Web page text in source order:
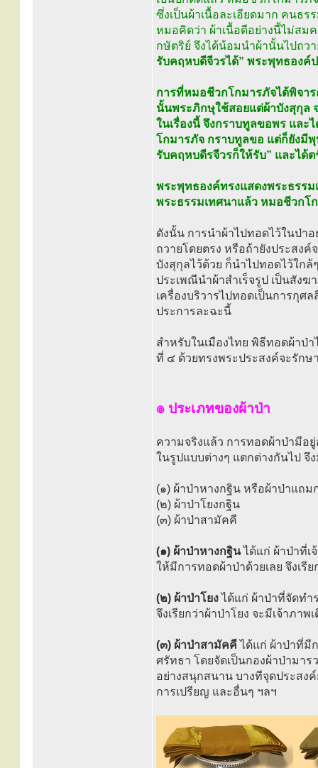
ซึ่งเป็นผ้าเนื้อละเอียดมาก คนธ
หมอคิดว่า ผ้าเนื้อดีอย่างนี้ไม่สม
กษัตริย์ จึงได้น้อมนำผ้านั้นไปถว
รับคฤหบดีจีวรได้” พระพุทธอง
การที่หมอชีวกโกมารภัจได้พิจา
นั้นพระภิกษุใช้สอยแต่ผ้าบังสุกุล
ในเรื่องนี้ จึงกราบทูลขอพร แล
โกมารภัจ กราบทูลขอ แต่ก็ยังมี
รับคฤหบดีรจีวรก็ให้รับ” และได้
พระพุทธองค์ทรงแสดงพระธรร
พระธรรมเทศนาแล้ว หมอชีวกโ
ดังนั้น การนำผ้าไปทอดไว้ในป่า
ถวายโดยตรง หรือถ้ายังประสง
บังสุกุลไว้ด้วย ก็นำไปทอดไว้ใก
ประเพณีนำผ้าสำเร็จรูป เป็นสัง
เครื่องบริวารไปทอดเป็นการกุศ
ประการละฉะนี้
สำหรับในเมืองไทย พิธีทอดผ้าป่
ที่ ๔ ด้วยทรงพระประสงค์จะรัก
๏ ประเภทของผ้าป่า
ความจริงแล้ว การทอดผ้าป่ามีอ
ในรูปแบบต่างๆ แตกต่างกันไป จึ
(๑) ผ้าป่าหางกฐิน หรือผ้าป่าแถม
(๒) ผ้าป่าโยงกฐิน
(๓) ผ้าป่าสามัคคี
(๑) ผ้าป่าหางกฐินได้แก่ ผ้าป่าที่
ให้มีการทอดผ้าป่าด้วยเลย จึงเรี
(๒) ผ้าป่าโยงได้แก่ ผ้าป่าที่จัดทำ
จึงเรียกว่าผ้าป่าโยง จะมีเจ้าภา
(๓) ผ้าป่าสามัคคีได้แก่ ผ้าป่าที่มี
ศรัทธา โดยจัดเป็นกองผ้าป่ามา
อย่างสนุกสนาน บางทีจุดประสง
การเปรียญ และอื่นๆ ฯลฯ